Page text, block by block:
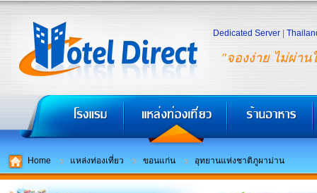
"จองง่าย ไม่ผ่าน
Dedicated Server
Home แหล่งท่องเที่ยว ขอนแก่น อุทยานแห่งชาติภูผาม่าน